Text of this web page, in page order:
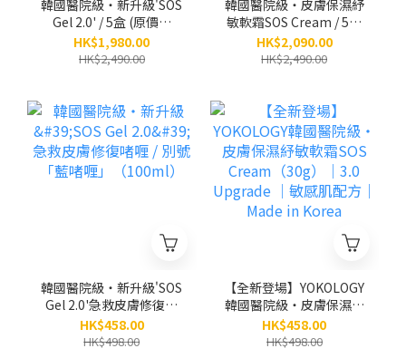
韓國醫院級‧新升級'SOS
Gel 2.0' / 5盒 (原價：
$2,490)
HK$1,980.00
HK$2,490.00
韓國醫院級‧皮膚保濕紓
敏軟霜SOS Cream / 5盒
（原價：$2,490）
HK$2,090.00
HK$2,490.00
韓國醫院級‧新升級'SOS
Gel 2.0'急救皮膚修復啫
喱 / 別號「藍啫喱」
（100ml）
HK$458.00
HK$498.00
【全新登場】YOKOLOGY
韓國醫院級‧皮膚保濕紓
敏軟霜SOS
Cream（30g）｜3.0
HK$458.00
HK$498.00